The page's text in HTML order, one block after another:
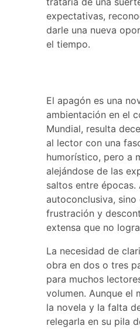
expectativas,
darle una nueva
el tiempo.
El apagón es una
ambientación en el
Mundial, resulta
al lector con una
humorístico, pero a
alejándose de las
saltos entre
autoconclusiva,
frustración y
extensa que no
La necesidad de
obra en dos o tres
para muchos
volumen. Aunque el
la novela y la falta
relegarla en su pila